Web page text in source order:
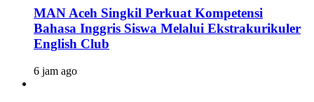
MAN Aceh Singkil Perkuat Kompetensi
Bahasa Inggris Siswa Melalui Ekstrakurikuler
English Club
6 jam ago